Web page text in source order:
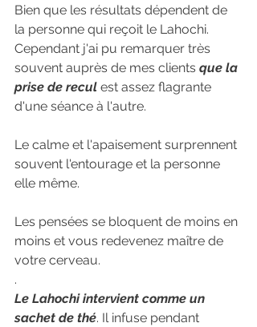
Bien que les résultats dépendent de
la personne qui reçoit le Lahochi.
Cependant j'ai pu remarquer très
souvent auprès de mes clients que la
prise de recul est assez flagrante
d'une séance à l'autre.
Le calme et l'apaisement surprennent
souvent l'entourage et la personne
elle même.
Les pensées se bloquent de moins en
moins et vous redevenez maître de
votre cerveau.
.
Le Lahochi intervient comme un
sachet de thé. Il infuse pendant